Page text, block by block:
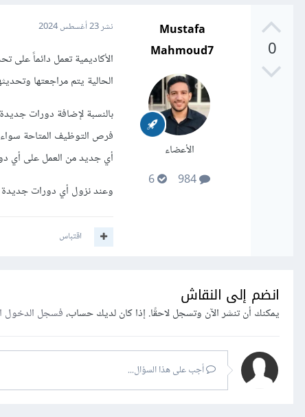
0
Mustafa
Mahmoud7
الأعضاء
نشر23 أغسطس 2024
الأكاديمية تعمل دائماً
الحالية يتم مراجعتها
بالنسبة لإضافة دورات
فرص التوظيف المتاحة سواء
أي جديد من العمل على أي
وعند نزول أي دورات
اقتباس
انضم إلى النقاش
يمكنك أن تنشر الآن وتسجل لاحقًا. إذا كان لديك حساب،فسجل الدخول
أجب على هذا السؤال...